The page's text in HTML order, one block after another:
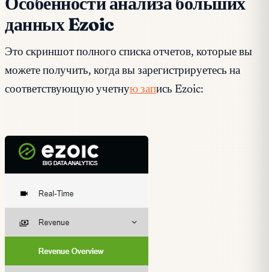
данных Ezoic
Это скриншот полного списка отчетов, которые вы
можете получить, когда вы зарегистрируетесь на
соответствующую учетную запись Ezoic: